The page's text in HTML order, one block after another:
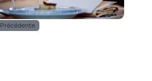
Horeca
Précédente